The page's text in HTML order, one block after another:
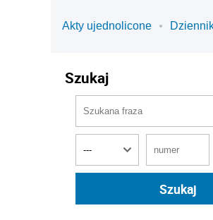
Akty ujednolicone
Szukaj